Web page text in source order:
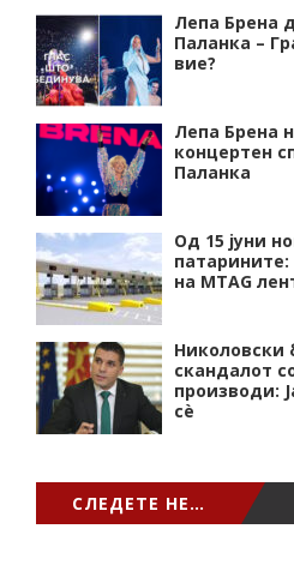
Лепа Брена
Паланка –
вие?
Лепа Брена
концертен
Паланка
Од 15 јуни
на MTAG
Николовски
скандалот
производи:
сѐ
СЛЕДЕТЕ НЕ…